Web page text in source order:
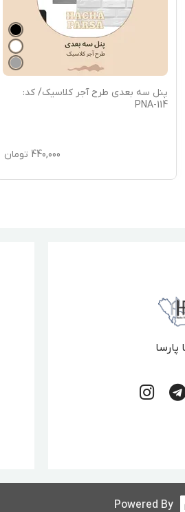
پنل سه بعدی طرح آجر کلاسیک/ کد:
PNA-114
440,000 تومان
پارسا
Powered By